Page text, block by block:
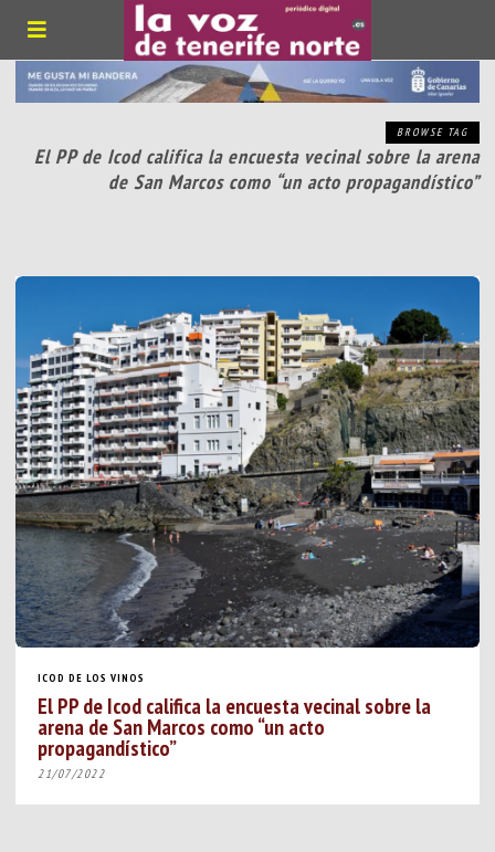
BROWSE TAG
El PP de Icod califica la encuesta vecinal sobre la arena
de San Marcos como “un acto propagandístico”
ICOD DE LOS VINOS
El PP de Icod califica la encuesta vecinal sobre la
arena de San Marcos como “un acto
propagandístico”
21/07/2022